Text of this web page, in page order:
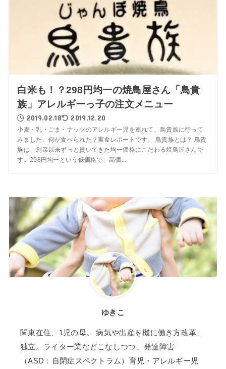
白米も！？298円均一の焼鳥屋さん「鳥貴
族」アレルギーっ子の注文メニュー
2019.02.18 2019.12.20
小麦・乳・ごま・ナッツのアレルギー児を連れて、鳥貴族に行って
みました。何が食べられた？実食レポートです。 鳥貴族とは？ 鳥貴
族は、創業以来ずっと貫いてきた均一価格にこだわる焼鳥屋さんで
す。298円均一という低価格で、高価...
ゆきこ
関東在住、1児の母。 病気や出産を機に働き方改革、
独立。ライター業などこなしつつ、発達障害
（ASD：自閉症スペクトラム）育児・アレルギー児